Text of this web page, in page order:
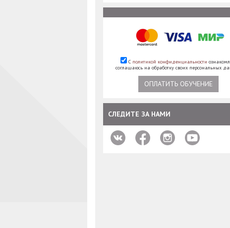
С политикой конфиденциальности
соглашаюсь на обработку своих персональных
ОПЛАТИТЬ ОБУЧЕНИЕ
СЛЕДИТЕ ЗА НАМИ